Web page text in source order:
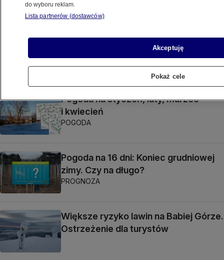
SMOG
Nocą mocniej powieje, lokalnie ściśnie
Pogoda na styczeń, luty, marzec
i kwiecień
POGODA
Pogoda na 16 dni: Koniec grudniowej
zimy. Czy na długo?
PROGNOZA
Większe ryzyko lawin na Babiej Górze.
Ostrzeżenie dla turystów
do wyboru reklam.
Lista partnerów (dostawców)
Akceptuję
Pokaż cele